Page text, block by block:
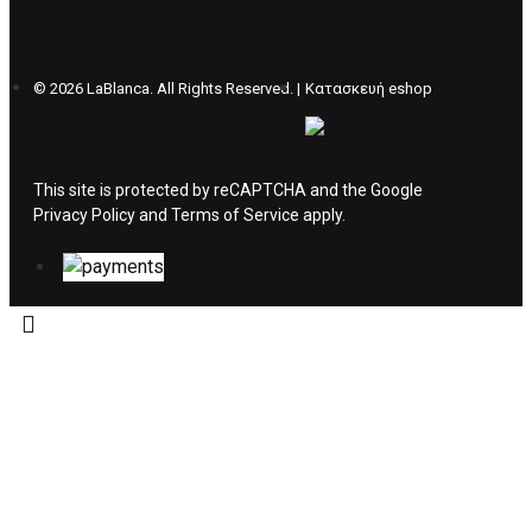
ΔΙΚΑΙΩΜΑ ΥΠΑΝΑΧΩΡΗΣΗΣ-ΕΠΙΣΤΡΟΦΗ
Η επιστροφή χρημάτων ακολουθείται στις
Το προϊόν θα πρέπει να βρίσκεται στην αρχική
© 2026 LaBlanca. All Rights Reserved. | Κατασκευή eshop
This site is protected by reCAPTCHA and the Google
Privacy Policyand Terms of Service apply.